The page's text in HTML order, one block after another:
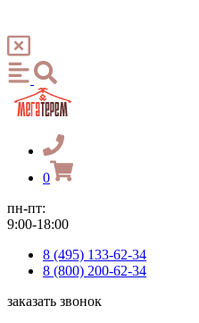
0
пн-пт:
9:00-18:00
8 (495) 133-62-34
8 (800) 200-62-34
заказать звонок